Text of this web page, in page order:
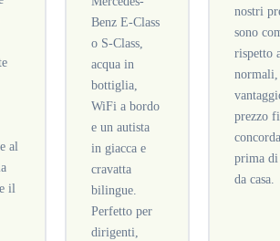
al
il
Benz E-Class
o S-Class,
acqua in
bottiglia,
WiFi a bordo
e un autista
in giacca e
cravatta
bilingue.
Perfetto per
dirigenti,
nostri
sono
rispetto
prezzo
prima
da casa.